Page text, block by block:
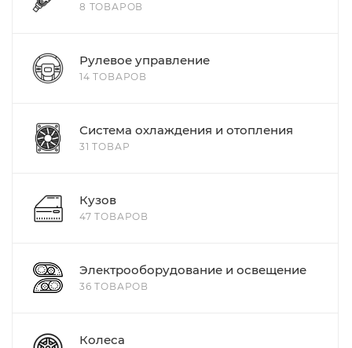
8 ТОВАРОВ
Рулевое управление
14 ТОВАРОВ
Система охлаждения и отопления
31 ТОВАР
Кузов
47 ТОВАРОВ
Электрооборудование и освещение
36 ТОВАРОВ
Колеса